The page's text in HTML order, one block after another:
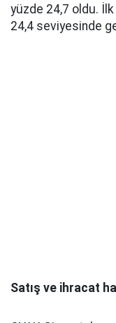
yüzde 24,7 oldu. İlk
24,4 seviyesinde
Satış ve ihracat